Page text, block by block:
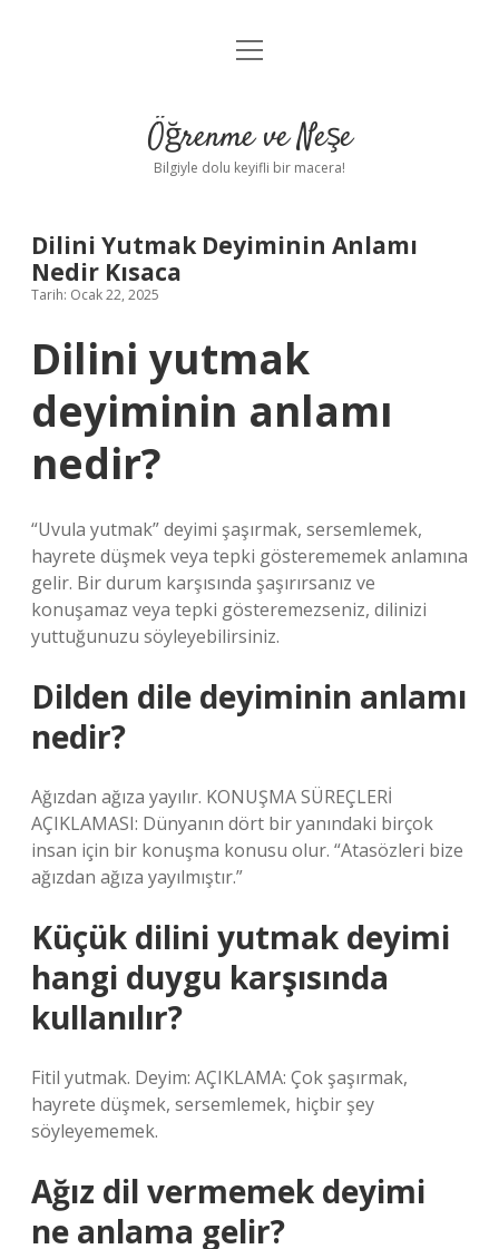
Anasayfa
Yasal Uyarı
menüyü
Öğrenme ve Neşe
Bilgiyle dolu keyifli bir macera!
Dilini Yutmak Deyiminin Anlamı
Nedir Kısaca
Tarih: Ocak 22, 2025
Dilini yutmak
deyiminin anlamı
nedir?
“Uvula yutmak” deyimi şaşırmak, sersemlemek,
hayrete düşmek veya tepki gösterememek anlamına
gelir. Bir durum karşısında şaşırırsanız ve
konuşamaz veya tepki gösteremezseniz, dilinizi
yuttuğunuzu söyleyebilirsiniz.
Dilden dile deyiminin anlamı
nedir?
Ağızdan ağıza yayılır. KONUŞMA SÜREÇLERİ
AÇIKLAMASI: Dünyanın dört bir yanındaki birçok
insan için bir konuşma konusu olur. “Atasözleri bize
ağızdan ağıza yayılmıştır.”
Küçük dilini yutmak deyimi
hangi duygu karşısında
kullanılır?
Fitil yutmak. Deyim: AÇIKLAMA: Çok şaşırmak,
hayrete düşmek, sersemlemek, hiçbir şey
söyleyememek.
Ağız dil vermemek deyimi
ne anlama gelir?